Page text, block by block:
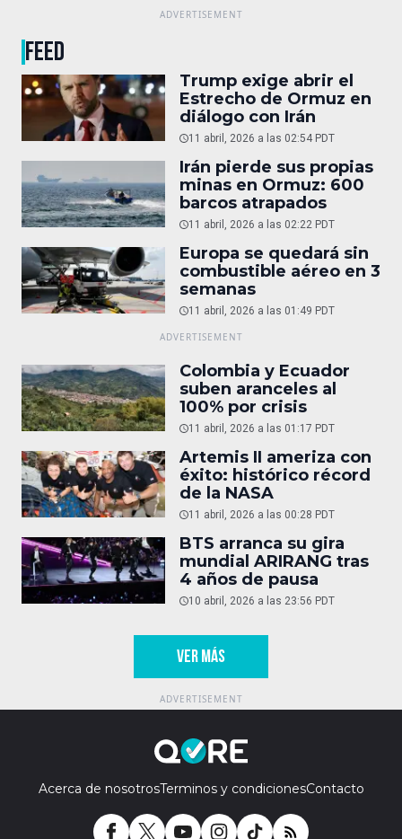
FEED
Trump exige abrir el
Estrecho de Ormuz en
diálogo con Irán
11 abril, 2026 a las 02:54 PDT
Irán pierde sus propias
minas en Ormuz: 600
barcos atrapados
11 abril, 2026 a las 02:22 PDT
Europa se quedará sin
combustible aéreo en 3
semanas
11 abril, 2026 a las 01:49 PDT
Colombia y Ecuador
suben aranceles al
100% por crisis
11 abril, 2026 a las 01:17 PDT
Artemis II ameriza con
éxito: histórico récord
de la NASA
11 abril, 2026 a las 00:28 PDT
BTS arranca su gira
mundial ARIRANG tras
4 años de pausa
10 abril, 2026 a las 23:56 PDT
VER MÁS
Acerca de nosotrosTerminos y condicionesContacto